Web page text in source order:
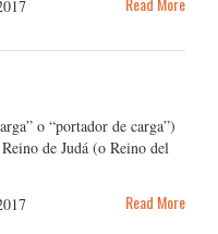
o “portador de carga”)
de Judá (o Reino del
Read More